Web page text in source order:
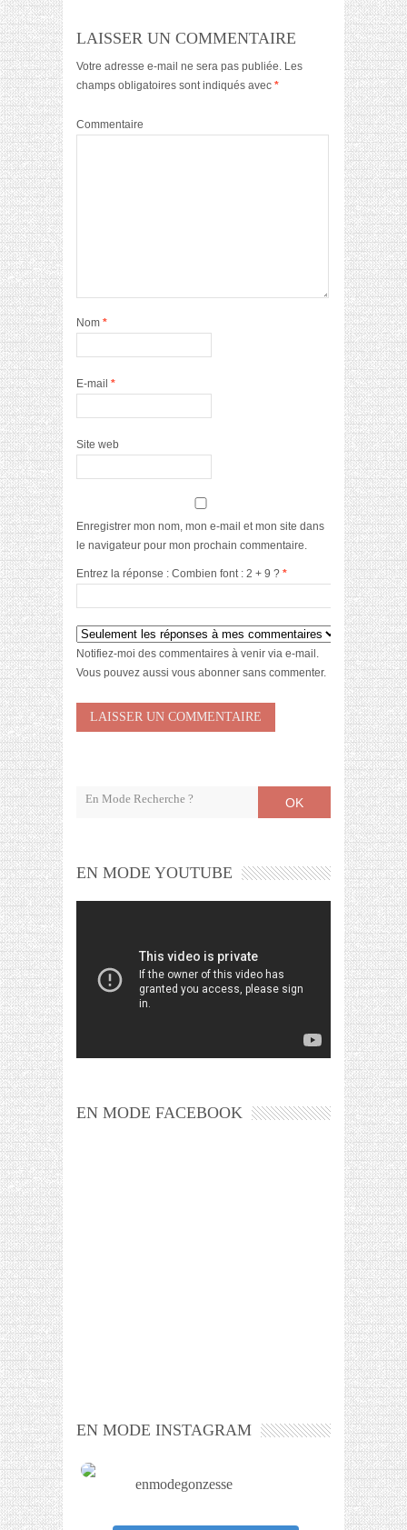
LAISSER UN COMMENTAIRE
Votre adresse e-mail ne sera pas publiée. Les
champs obligatoires sont indiqués avec *
Commentaire
Nom *
E-mail *
Site web
Enregistrer mon nom, mon e-mail et mon site dans
le navigateur pour mon prochain commentaire.
Entrez la réponse : Combien font : 2 + 9 ? *
Notifiez-moi des commentaires à venir via e-mail.
Vous pouvez aussi vous abonner sans commenter.
OK
EN MODE YOUTUBE
EN MODE FACEBOOK
EN MODE INSTAGRAM
enmodegonzesse